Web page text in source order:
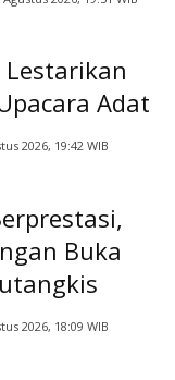
Lestarikan
Adat
2026, 19:42 WIB
Buka
2026, 18:09 WIB